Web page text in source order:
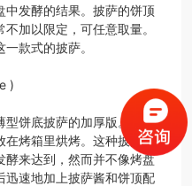
发酵的结果。披萨的饼顶
加以限定，可任意取量。
款式的披萨。
)
饼底披萨的加厚版。它们
在烤箱里烘烤。这种披萨的
酵来达到，然而并不像烤盘
迅速地加上披萨酱和饼顶配